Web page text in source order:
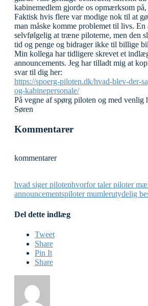
kabinemedlem gjorde os opmærksom
Faktisk hvis flere var modige nok til at
man måske komme problemet til livs. En
selvfølgelig at træne piloterne, men den
tid og penge og bidrager ikke til billige
Min kollega har tidligere skrevet et
announcements. Jeg har tilladt mig at
svar til dig her:
https://spoerg-piloten.dk/hvad-blev-der-
og-kabinepersonale/
På vegne af spørg piloten og med venlig
Søren
Kommentarer
kommentarer
hvad siger pilotenhvorfor taler piloter
announcementspiloter mumlerutydelig
Del dette indlæg
Tweet
Share
Pin It
Share